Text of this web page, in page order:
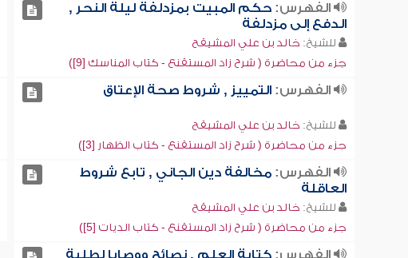
الفهرس:حكم المبيت بمزدلفة ليلة النحر ,
الدفع إلى مزدلفة
للشيخ: خالد بن علي المشيقح
جزء من محاضرة ( شرح زاد المستقنع - كتاب المناسك [9])
الفهرس:التمييز , شروط صحة الإعتاق
للشيخ: خالد بن علي المشيقح
جزء من محاضرة ( شرح زاد المستقنع - كتاب الظهار [3])
الفهرس:مخالفة دين الجاني , تابع شروط
العاقلة
للشيخ: خالد بن علي المشيقح
جزء من محاضرة ( شرح زاد المستقنع - كتاب الديات [5])
الفهرس:كتابة العلم , نصائح ووصايا لطلبة